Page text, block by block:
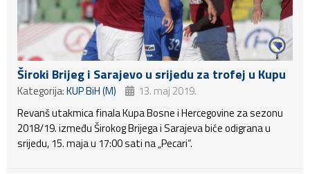
Široki Brijeg i Sarajevo u srijedu za trofej u Kupu
Kategorija:KUP BiH (M)
13. maj 2019.
Revanš utakmica finala Kupa Bosne i Hercegovine za sezonu
2018/19. između Širokog Brijega i Sarajeva biće odigrana u
srijedu, 15. maja u 17:00 sati na „Pecari“.